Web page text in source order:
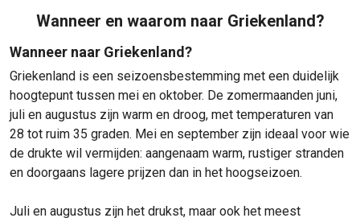
Wanneer en waarom naar Griekenland?
Wanneer naar Griekenland?
Griekenland is een seizoensbestemming met een duidelijk
hoogtepunt tussen mei en oktober. De zomermaanden juni,
juli en augustus zijn warm en droog, met temperaturen van
28 tot ruim 35 graden. Mei en september zijn ideaal voor wie
de drukte wil vermijden: aangenaam warm, rustiger stranden
en doorgaans lagere prijzen dan in het hoogseizoen.
Juli en augustus zijn het drukst, maar ook het meest